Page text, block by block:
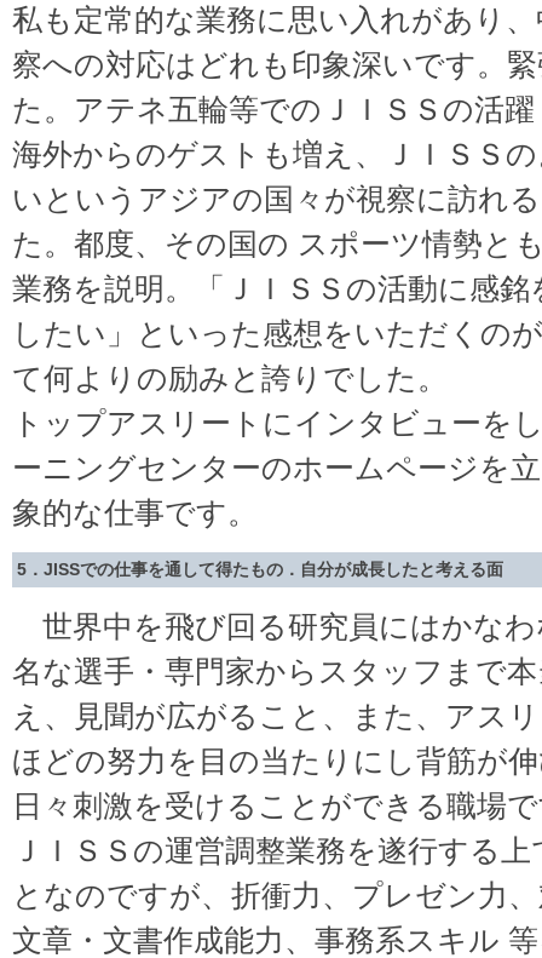
私も定常的な業務に思い入れがあり
察への対応はどれも印象深いです。
た。アテネ五輪等でのＪＩＳＳの活
海外からのゲストも増え、ＪＩＳＳ
いというアジアの国々が視察に訪れ
た。都度、その国の スポーツ情勢と
業務を説明。「ＪＩＳＳの活動に感
したい」といった感想をいただくの
て何よりの励みと誇りでした。
トップアスリートにインタビューを
ーニングセンターのホームページを
象的な仕事です。
5．JISSでの仕事を通して得たもの．自分が成長したと考える面
世界中を飛び回る研究員にはかな
名な選手・専門家からスタッフまで
え、見聞が広がること、また、アス
ほどの努力を目の当たりにし背筋が
日々刺激を受けることができる職場
ＪＩＳＳの運営調整業務を遂行する
となのですが、折衝力、プレゼン力
文章・文書作成能力、事務系スキル